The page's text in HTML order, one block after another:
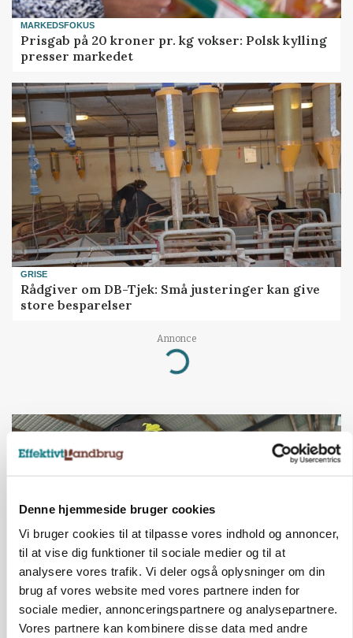
Denne hjemmeside bruger cookies
Vi bruger cookies til at tilpasse vores indhold og annoncer,
til at vise dig funktioner til sociale medier og til at
analysere vores trafik. Vi deler også oplysninger om din
brug af vores website med vores partnere inden for
sociale medier, annonceringspartnere og analysepartnere.
Vores partnere kan kombinere disse data med andre
MARKEDSFOKUS
Prisgab på 20 kroner pr. kg vokser: Polsk kylling
presser markedet
GRISE
Rådgiver om DB-Tjek: Små justeringer kan give
store besparelser
Annonce
Loading...
POLITIK
»Nu stopper I«: Landbrugsdebattør og